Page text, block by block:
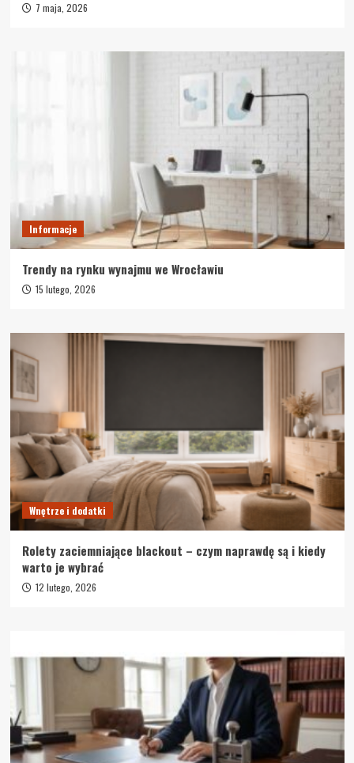
7 maja, 2026
Informacje
Trendy na rynku wynajmu we Wrocławiu
15 lutego, 2026
Wnętrze i dodatki
Rolety zaciemniające blackout – czym naprawdę są i kiedy
warto je wybrać
12 lutego, 2026